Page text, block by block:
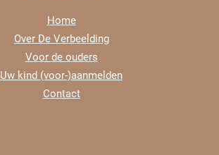
Home
Over De Verbeelding
Voor de ouders
Uw kind (voor-)aanmelden
Contact